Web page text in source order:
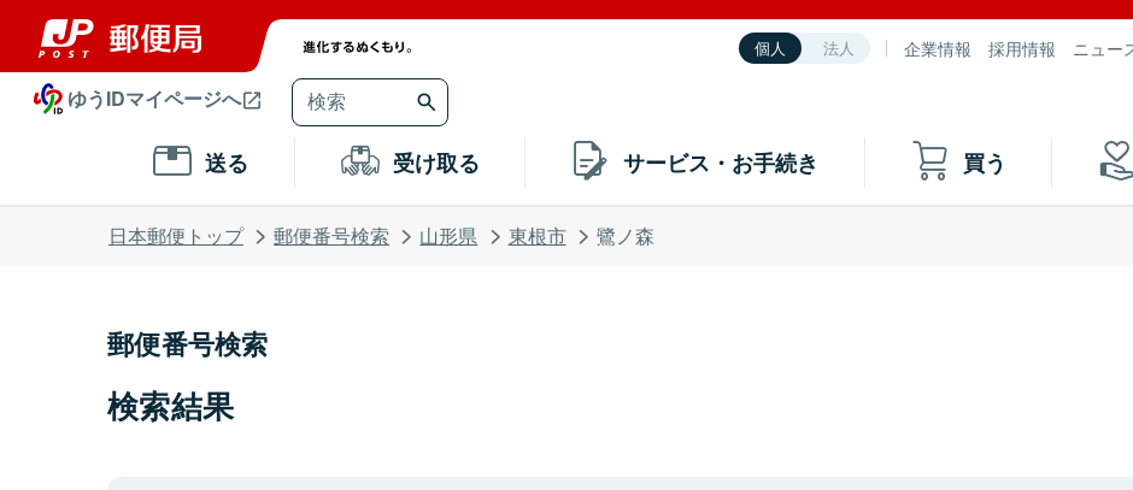
個人 法人 企業情報 採用情報 ニュー
ゆうIDマイページへ
送る 受け取る サービス・お手続き 買う
日本郵便トップ 郵便番号検索 山形県 東根市 鷺ノ森
郵便番号検索
検索結果